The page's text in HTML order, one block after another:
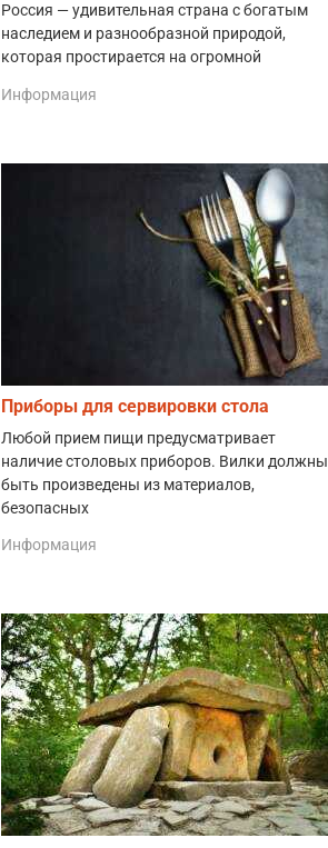
Россия — удивительная страна с богатым
наследием и разнообразной природой,
которая простирается на огромной
Информация
Приборы для сервировки стола
Любой прием пищи предусматривает
наличие столовых приборов. Вилки должны
быть произведены из материалов,
безопасных
Информация